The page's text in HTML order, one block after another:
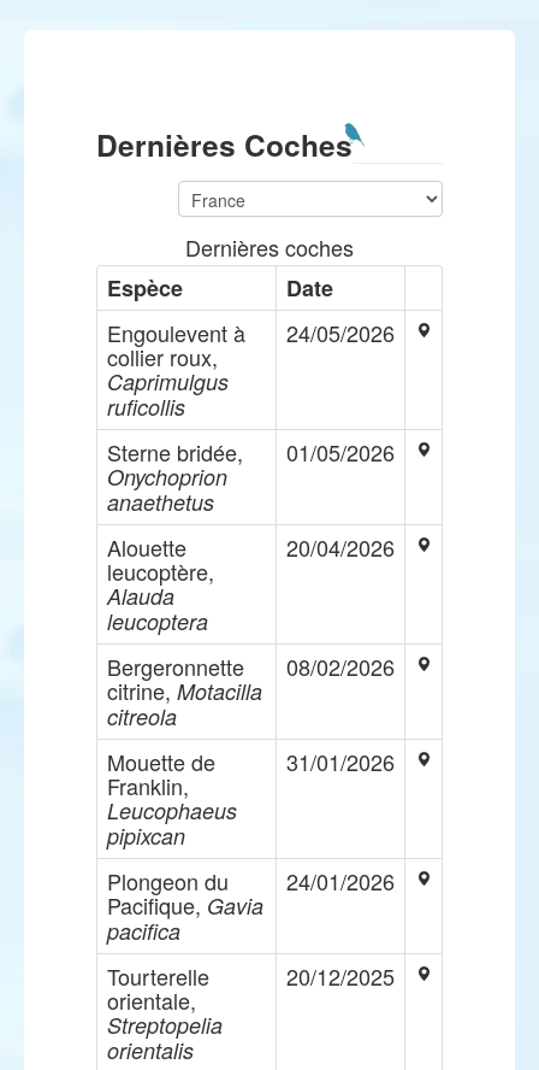
Dernières Coches
Dernières coches
Espèce
Date
Engoulevent à
collier roux,
Caprimulgus
ruficollis
24/05/2026
Sterne bridée,
Onychoprion
anaethetus
01/05/2026
Alouette
leucoptère,
Alauda
leucoptera
20/04/2026
Bergeronnette
citrine, Motacilla
citreola
08/02/2026
Mouette de
Franklin,
Leucophaeus
pipixcan
31/01/2026
Plongeon du
Pacifique, Gavia
pacifica
24/01/2026
Tourterelle
orientale,
Streptopelia
orientalis
20/12/2025